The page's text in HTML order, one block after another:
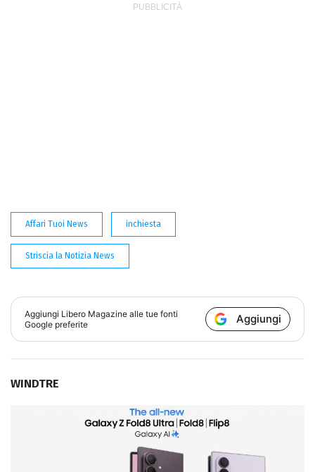
Affari Tuoi News inchiesta
Striscia la Notizia News
Aggiungi Libero Magazine alle tue fonti
Google preferite
Aggiungi
WINDTRE